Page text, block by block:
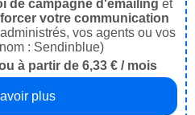
de campagne d'emailing et
votre communication
vos agents ou vos
: Sendinblue)
à partir de 6,33 € / mois
plus